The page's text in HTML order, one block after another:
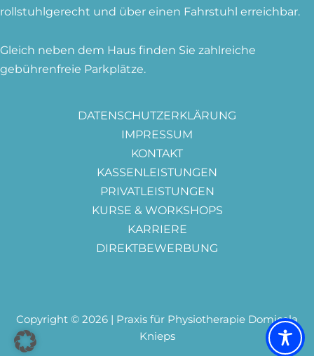
rollstuhlgerecht und über einen Fahrstuhl erreichbar.
Gleich neben dem Haus finden Sie zahlreiche
gebührenfreie Parkplätze.
DATENSCHUTZERKLÄRUNG
IMPRESSUM
KONTAKT
KASSENLEISTUNGEN
PRIVATLEISTUNGEN
KURSE & WORKSHOPS
KARRIERE
DIREKTBEWERBUNG
Copyright © 2026 | Praxis für Physiotherapie Domicela
Knieps